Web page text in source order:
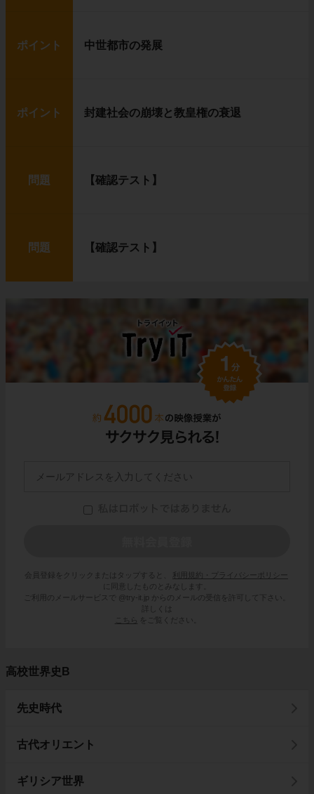
ポイント 中世都市の発展
ポイント 封建社会の崩壊と教皇権の衰退
問題 【確認テスト】
問題 【確認テスト】
会員登録をクリックまたはタップすると、
利用規約・プライバシーポリシー
に同意したものとみなします。
ご利用のメールサービスで @try-it.jp からのメールの受信を許可して下さい。
詳しくは
こちら
をご覧ください。
高校世界史B
先史時代
古代オリエント
ギリシア世界